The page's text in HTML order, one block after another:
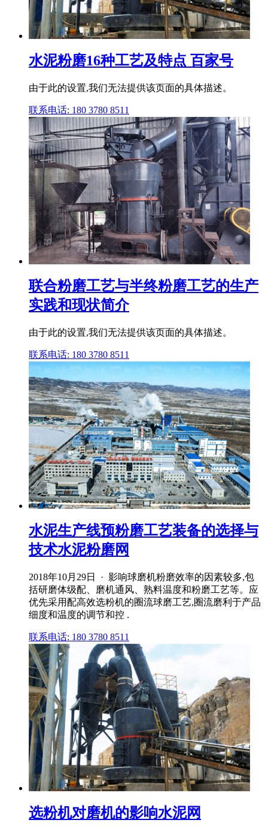
水泥粉磨16种工艺及特点 百家号
由于此的设置,我们无法提供该页面的具体描述。
联系电话: 180 3780 8511
联合粉磨工艺与半终粉磨工艺的生产
实践和现状简介
由于此的设置,我们无法提供该页面的具体描述。
联系电话: 180 3780 8511
水泥生产线预粉磨工艺装备的选择与
技术水泥粉磨网
2018年10月29日 · 影响球磨机粉磨效率的因素较多,包
括研磨体级配、磨机通风、熟料温度和粉磨工艺等。应
优先采用配高效选粉机的圈流球磨工艺,圈流磨利于产品
细度和温度的调节和控 .
联系电话: 180 3780 8511
选粉机对磨机的影响水泥网